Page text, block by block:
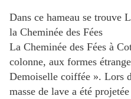
Dans ce hameau se trouve
la Cheminée des Fées
La Cheminée des Fées à
colonne, aux formes
Demoiselle coiffée ». Lors
masse de lave a été